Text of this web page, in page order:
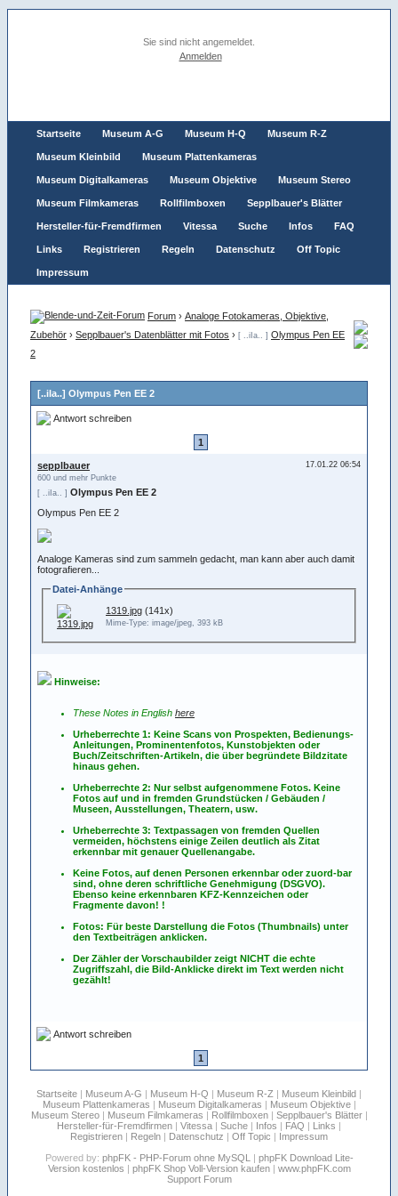
Sie sind nicht angemeldet.
Anmelden
Startseite Museum A-G Museum H-Q Museum R-Z
Museum Kleinbild Museum Plattenkameras
Museum Digitalkameras Museum Objektive Museum Stereo
Museum Filmkameras Rollfilmboxen Sepplbauer's Blätter
Hersteller-für-Fremdfirmen Vitessa Suche Infos FAQ
Links Registrieren Regeln Datenschutz Off Topic
Impressum
Forum › Analoge Fotokameras, Objektive,
Zubehör › Sepplbauer's Datenblätter mit Fotos › [ ..iIa.. ] Olympus Pen EE
2
[..iIa..] Olympus Pen EE 2
Antwort schreiben
1
17.01.22 06:54
sepplbauer
600 und mehr Punkte
[ ..iIa.. ] Olympus Pen EE 2
Olympus Pen EE 2
Analoge Kameras sind zum sammeln gedacht, man kann aber auch damit
fotografieren...
Datei-Anhänge
1319.jpg (141x)
Mime-Type: image/jpeg, 393 kB
Hinweise:
These Notes in English here
Urheberrechte 1: Keine Scans von Prospekten, Bedienungs-
Anleitungen, Prominentenfotos, Kunstobjekten oder
Buch/Zeitschriften-Artikeln, die über begründete Bildzitate
hinaus gehen.
Urheberrechte 2: Nur selbst aufgenommene Fotos. Keine
Fotos auf und in fremden Grundstücken / Gebäuden /
Museen, Ausstellungen, Theatern, usw.
Urheberrechte 3: Textpassagen von fremden Quellen
vermeiden, höchstens einige Zeilen deutlich als Zitat
erkennbar mit genauer Quellenangabe.
Keine Fotos, auf denen Personen erkennbar oder zuord-bar
sind, ohne deren schriftliche Genehmigung (DSGVO).
Ebenso keine erkennbaren KFZ-Kennzeichen oder
Fragmente davon! !
Fotos: Für beste Darstellung die Fotos (Thumbnails) unter
den Textbeiträgen anklicken.
Der Zähler der Vorschaubilder zeigt NICHT die echte
Zugriffszahl, die Bild-Anklicke direkt im Text werden nicht
gezählt!
Antwort schreiben
1
Startseite | Museum A-G | Museum H-Q | Museum R-Z | Museum Kleinbild |
Museum Plattenkameras | Museum Digitalkameras | Museum Objektive|
Museum Stereo| Museum Filmkameras | Rollfilmboxen| Sepplbauer's Blätter|
Hersteller-für-Fremdfirmen | Vitessa | Suche | Infos | FAQ | Links |
Registrieren | Regeln | Datenschutz | Off Topic | Impressum
Powered by: phpFK - PHP-Forum ohne MySQL | phpFK Download Lite-
Version kostenlos | phpFK Shop Voll-Version kaufen| www.phpFK.com
Support Forum